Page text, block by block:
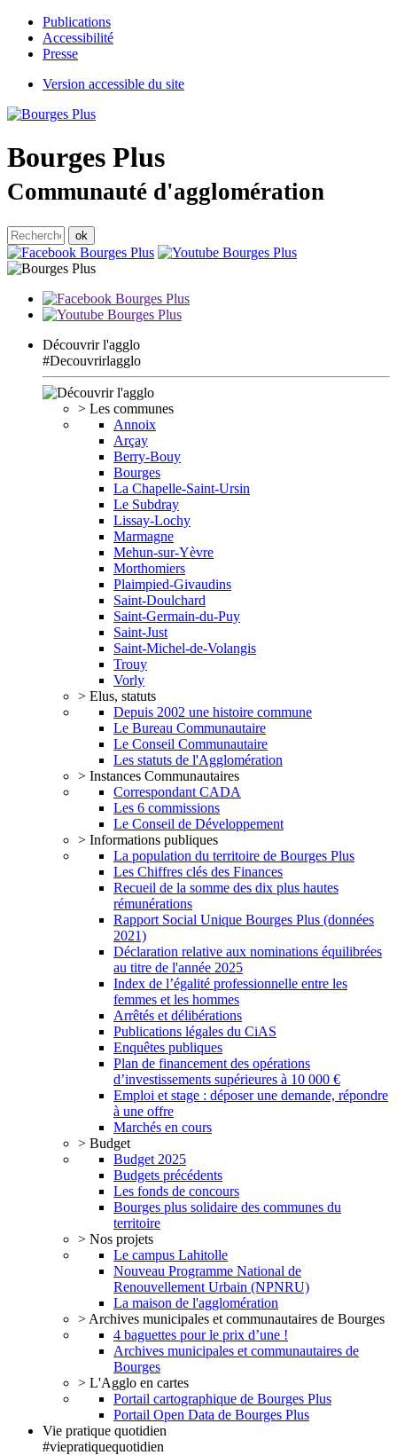
Publications
Accessibilité
Presse
Version accessible du site
Bourges Plus
Communauté d'agglomération
Découvrir l'agglo
#Decouvrirlagglo
> Les communes
Annoix
Arçay
Berry-Bouy
Bourges
La Chapelle-Saint-Ursin
Le Subdray
Lissay-Lochy
Marmagne
Mehun-sur-Yèvre
Morthomiers
Plaimpied-Givaudins
Saint-Doulchard
Saint-Germain-du-Puy
Saint-Just
Saint-Michel-de-Volangis
Trouy
Vorly
> Elus, statuts
Depuis 2002 une histoire commune
Le Bureau Communautaire
Le Conseil Communautaire
Les statuts de l'Agglomération
> Instances Communautaires
Correspondant CADA
Les 6 commissions
Le Conseil de Développement
> Informations publiques
La population du territoire de Bourges Plus
Les Chiffres clés des Finances
Recueil de la somme des dix plus hautes
rémunérations
Rapport Social Unique Bourges Plus (données
2021)
Déclaration relative aux nominations équilibrées
au titre de l'année 2025
Index de l’égalité professionnelle entre les
femmes et les hommes
Arrêtés et délibérations
Publications légales du CiAS
Enquêtes publiques
Plan de financement des opérations
d’investissements supérieures à 10 000 €
Emploi et stage : déposer une demande, répondre
à une offre
Marchés en cours
> Budget
Budget 2025
Budgets précédents
Les fonds de concours
Bourges plus solidaire des communes du
territoire
> Nos projets
Le campus Lahitolle
Nouveau Programme National de
Renouvellement Urbain (NPNRU)
La maison de l'agglomération
> Archives municipales et communautaires de Bourges
4 baguettes pour le prix d’une !
Archives municipales et communautaires de
Bourges
> L'Agglo en cartes
Portail cartographique de Bourges Plus
Portail Open Data de Bourges Plus
Vie pratique quotidien
#viepratiquequotidien